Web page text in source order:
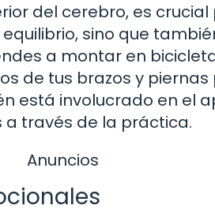
del cerebro, es
sino que
a montar en
de tus brazos y
está involucrado en el
través de la práctica.
Anuncios